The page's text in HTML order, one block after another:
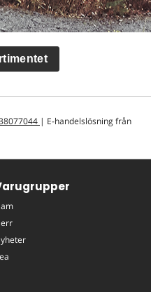
| E-handelslösning från